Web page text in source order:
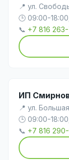
📍 ул.
🕒 09:00-
📞 +7 816
ИП
📍 ул.
🕒 09:00-
📞 +7 816